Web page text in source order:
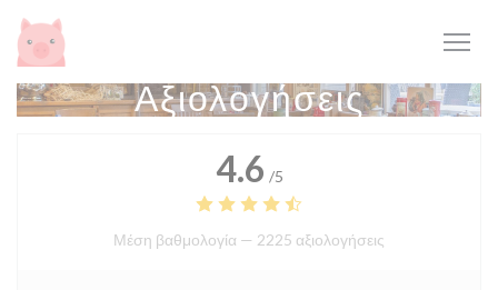
Πίνακας διαχείρισης "Μπισκότων" (Cookies)
Αξιολογήσεις
4.6 /5
Μέση βαθμολογία — 2225 αξιολογήσεις